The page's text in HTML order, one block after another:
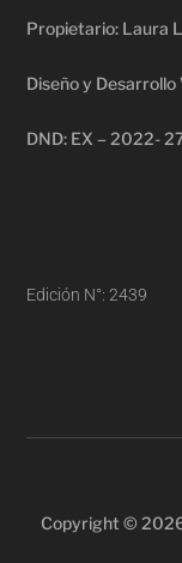
Propietario: Laura
Diseño y Desarrollo
DND: EX – 2022-
Edición N°: 2439
Copyright © 2026